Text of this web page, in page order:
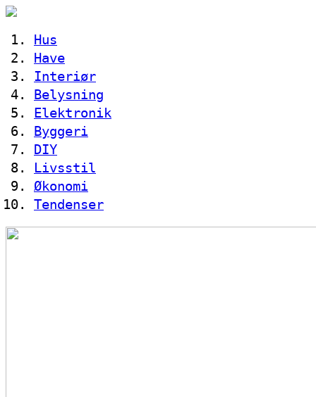
Hus
Have
Interiør
Belysning
Elektronik
Byggeri
DIY
Livsstil
Økonomi
Tendenser